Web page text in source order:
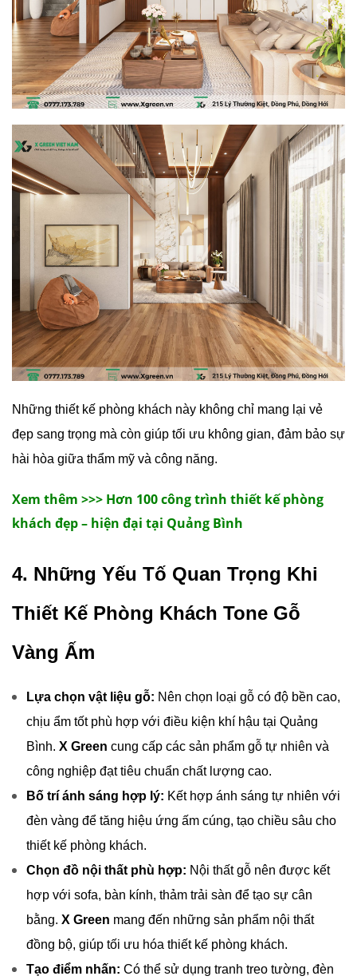
Những thiết kế phòng khách này không chỉ mang lại vẻ
đẹp sang trọng mà còn giúp tối ưu không gian, đảm bảo sự
hài hòa giữa thẩm mỹ và công năng.
Xem thêm >>> Hơn 100 công trình thiết kế phòng
khách đẹp – hiện đại tại Quảng Bình
4. Những Yếu Tố Quan Trọng Khi
Thiết Kế Phòng Khách Tone Gỗ
Vàng Ấm
Lựa chọn vật liệu gỗ: Nên chọn loại gỗ có độ bền cao,
chịu ẩm tốt phù hợp với điều kiện khí hậu tại Quảng
Bình. X Green cung cấp các sản phẩm gỗ tự nhiên và
công nghiệp đạt tiêu chuẩn chất lượng cao.
Bố trí ánh sáng hợp lý: Kết hợp ánh sáng tự nhiên với
đèn vàng để tăng hiệu ứng ấm cúng, tạo chiều sâu cho
thiết kế phòng khách.
Chọn đồ nội thất phù hợp: Nội thất gỗ nên được kết
hợp với sofa, bàn kính, thảm trải sàn để tạo sự cân
bằng. X Green mang đến những sản phẩm nội thất
đồng bộ, giúp tối ưu hóa thiết kế phòng khách.
Tạo điểm nhấn: Có thể sử dụng tranh treo tường, đèn